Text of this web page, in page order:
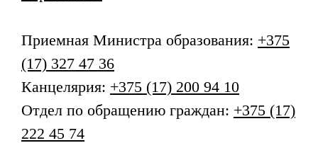
Приемная Министра образования: +375
(17) 327 47 36
Канцелярия: +375 (17) 200 94 10
Отдел по обращению граждан: +375 (17)
222 45 74